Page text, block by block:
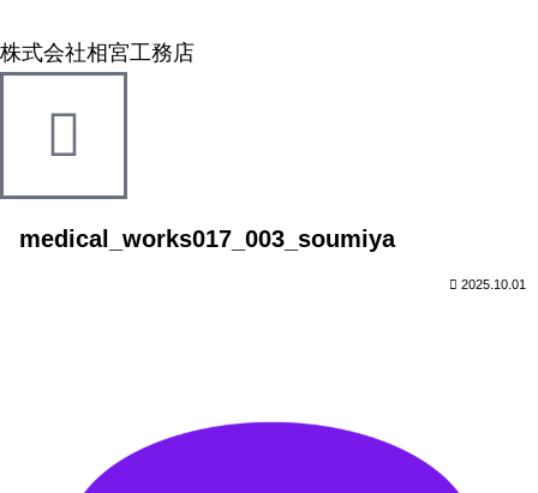
株式会社相宮工務店
medical_works017_003_soumiya
2025.10.01